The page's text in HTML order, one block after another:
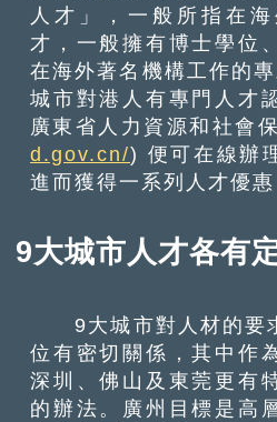
人才」，一般所指在
才，一般擁有博士學位
在海外著名機構工作的
城市對港人有專門人才
廣東省人力資源和社會
d.gov.cn/) 便可在線辦
進而獲得一系列人才優惠
9大城市人才各有
9大城市對人材的要
位有密切關係，其中作
深圳、佛山及東莞更有
的辦法。廣州目標是高